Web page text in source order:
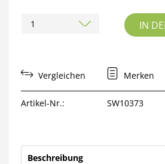
IN
Vergleichen Merken
Artikel-Nr.: SW10373
Beschreibung